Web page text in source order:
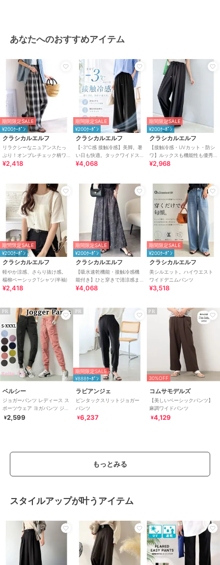
ドット柄
カット加工
/ワイド・バギー
原産国 中国
あなたへのおすすめアイテム
期間限定SALE
¥200ｸｰﾎﾟﾝ
クラシカルエルフ
リラクシーなニュアンスたっ
ぷり！オンブレチェック柄ワ
イドイージーパンツ
¥2,418
期間限定SALE
¥200ｸｰﾎﾟﾝ
クラシカルエルフ
【-3℃感 接触冷感】美脚。暑
い日も快適。タックワイドス
トレートイージーパンツ
¥4,068
期間限定SALE
¥200ｸｰﾎﾟﾝ
クラシカルエルフ
【接触冷感・UVカット・防シ
ワ】ルックスも機能性も優秀♪
ギャザーワイドストレートイ
¥2,968
期間限定SALE
¥200ｸｰﾎﾟﾝ
クラシカルエルフ
軽やか涼感、さらり抜け感。
楊柳ベーシックTシャツ(半袖)
¥2,418
期間限定SALE
¥200ｸｰﾎﾟﾝ
クラシカルエルフ
【吸水速乾機能・接触冷感機
能付き】ひと穿きで清涼感ま
とえる。ボリュームイージー
¥4,068
期間限定SALE
¥200ｸｰﾎﾟﾝ
クラシカルエルフ
美シルエット。ハイウエスト
ワイドデニムパンツ
¥3,518
PR
ベルシー
ジョガーパンツ レディース ス
ポーツウェア ヨガパンツ ジム
ウェア ナイロンパンツ 大きい
¥2,599
PR
期間限定SALE
¥888ｸｰﾎﾟﾝ
ラビアンジェ
ピンタックスリットジョガー
パンツ
¥6,237
PR
30%OFF
コムサモデルズ
【美しいベーシックパンツ】
麻調ワイドパンツ
¥4,129
もっとみる
スタイルアップが叶うアイテム